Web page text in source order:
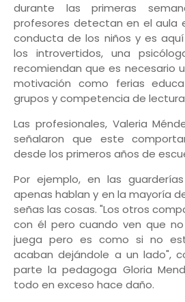
durante las primeras
profesores detectan en el aula
conducta de los niños y es
los introvertidos, una
recomiendan que es necesario
motivación como ferias
grupos y competencia de
Las profesionales, Valeria
señalaron que este
desde los primeros años de
Por ejemplo, en las
apenas hablan y en la mayoría
señas las cosas. "Los otros
con él pero cuando ven que
juega pero es como si no
acaban dejándole a un lado",
parte la pedagoga Gloria
todo en exceso hace daño.